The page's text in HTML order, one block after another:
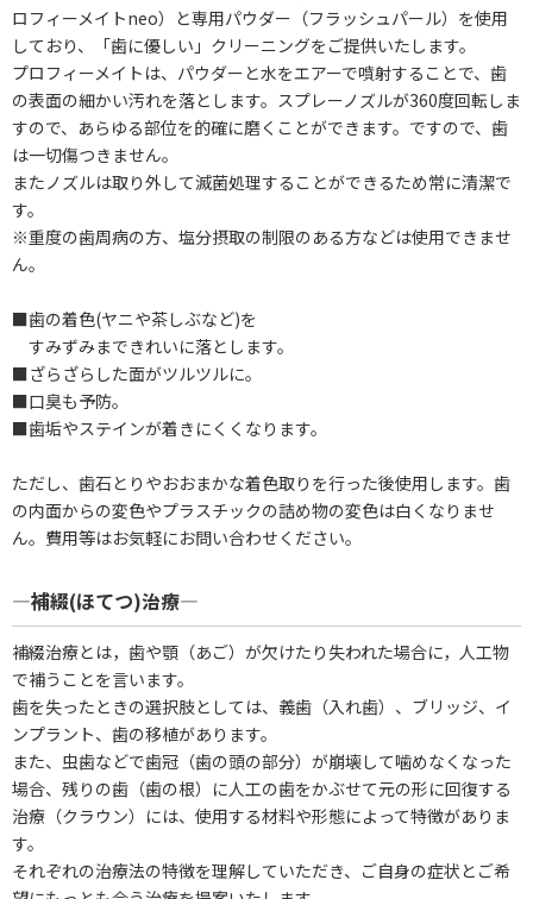
ロフィーメイトneo）と専用パウダー（フラッシュパール）を使用
しており、「歯に優しい」クリーニングをご提供いたします。
プロフィーメイトは、パウダーと水をエアーで噴射することで、歯
の表面の細かい汚れを落とします。スプレーノズルが360度回転しま
すので、あらゆる部位を的確に磨くことができます。ですので、歯
は一切傷つきません。
またノズルは取り外して滅菌処理することができるため常に清潔で
す。
※重度の歯周病の方、塩分摂取の制限のある方などは使用できませ
ん。
■歯の着色(ヤニや茶しぶなど)を
すみずみまできれいに落とします。
■ざらざらした面がツルツルに。
■口臭も予防。
■歯垢やステインが着きにくくなります。
ただし、歯石とりやおおまかな着色取りを行った後使用します。歯
の内面からの変色やプラスチックの詰め物の変色は白くなりませ
ん。費用等はお気軽にお問い合わせください。
―補綴(ほてつ)治療―
補綴治療とは，歯や顎（あご）が欠けたり失われた場合に，人工物
で補うことを言います。
歯を失ったときの選択肢としては、義歯（入れ歯）、ブリッジ、イ
ンプラント、歯の移植があります。
また、虫歯などで歯冠（歯の頭の部分）が崩壊して噛めなくなった
場合、残りの歯（歯の根）に人工の歯をかぶせて元の形に回復する
治療（クラウン）には、使用する材料や形態によって特徴がありま
す。
それぞれの治療法の特徴を理解していただき、ご自身の症状とご希